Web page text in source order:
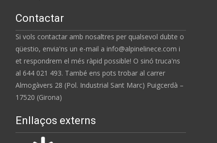
Contactar
Si vols contactar amb nosaltres per qualsevol dubte o
qüestio, envia'ns un e-mail a info@alpinelinece.com i
et respondrem el més ràpid possible! O sinó truca'ns
al 644 021 493. També ens pots trobar al carrer
Almogàvers 28 (Pol. Industrial Sant Marc) Puigcerdà –
17520 (Girona)
Enllaços externs